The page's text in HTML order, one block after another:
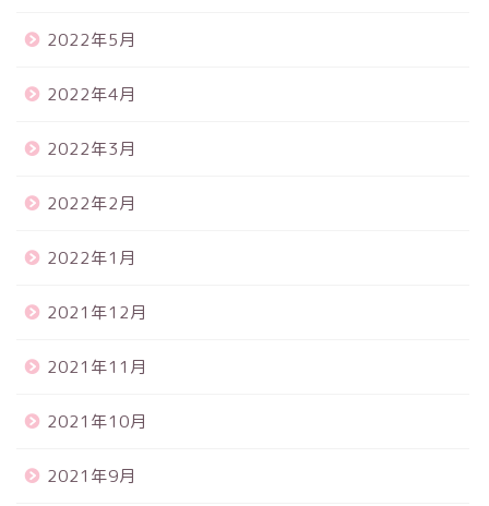
2022年5月
2022年4月
2022年3月
2022年2月
2022年1月
2021年12月
2021年11月
2021年10月
2021年9月